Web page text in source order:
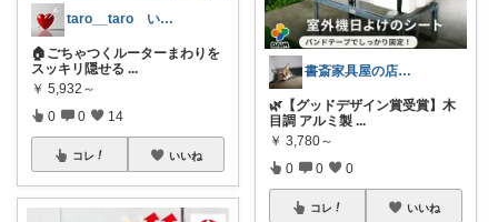
taro__taro いらっしゃませ🎶
🏠ごちゃつくルーターまわりを
スッキリ隠せる ...
￥ 5,932～
0 0 14
コレ いいね
書斎家具屋の店長奥田
🌿【グッドデザイン賞受賞】木
目調 アルミ製 ...
￥ 3,780～
0 0 0
コレ いいね